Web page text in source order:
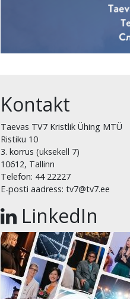
Kontakt
Taevas TV7 Kristlik Ühing MTÜ
Ristiku 10
3. korrus (uksekell 7)
10612, Tallinn
Telefon: 44 22227
E-posti aadress: tv7@tv7.ee
LinkedIn